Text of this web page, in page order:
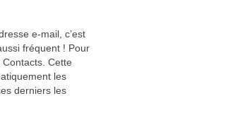
e-mail, c’est
fréquent ! Pour
Cette
les
derniers les